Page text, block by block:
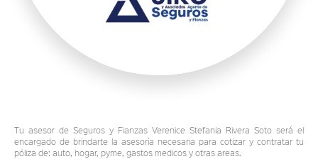
Tu asesor de Seguros y Fianzas Verenice Stefania Rivera Soto será el
encargado de brindarte la asesoría necesaria para cotizar y contratar tu
póliza de: auto, hogar, pyme, gastos medicos y otras areas.